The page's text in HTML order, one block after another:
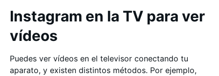
Instagram en la TV para ver
vídeos
Puedes ver vídeos en el televisor conectando tu
aparato, y existen distintos métodos. Por ejemplo,